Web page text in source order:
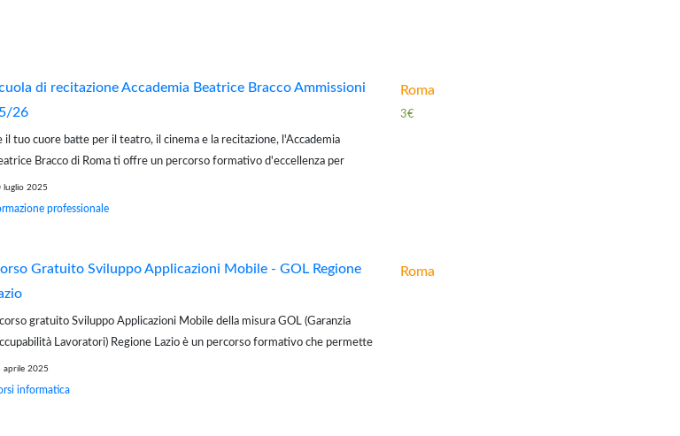
di recitazione Accademia Beatrice Bracco Ammissioni
26
il tuo cuore batte per il teatro, il cinema e la recitazione, l'Accademia
Bracco di Roma ti offre un percorso formativo d'eccellenza per
la tua passione in una professione. Per il triennio accademico
2028, apriamo le port...
luglio 2025
professionale
Roma
3€
Gratuito Sviluppo Applicazioni Mobile - GOL Regione
corso gratuito Sviluppo Applicazioni Mobile della misura GOL (Garanzia
Lavoratori) Regione Lazio è un percorso formativo che permette
formare figure qualificate in grado di confrontarsi con realtà e progetti a
contenuto te...
aprile 2025
informatica
Roma